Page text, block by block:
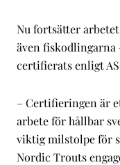
Nu fortsätter
även fiskodlingarna
certifierats enligt
– Certifieringen är
arbete för hållbar
viktig milstolpe för
Nordic Trouts